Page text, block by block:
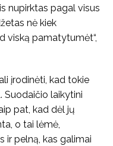
nupirktas pagal visus
nė kiek
viską pamatytumėt“,
įrodinėti, kad tokie
Suodaičio laikytini
pat, kad dėl jų
o tai lėmė,
ir pelną, kas galimai